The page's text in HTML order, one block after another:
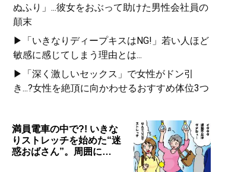
ぬふり」...彼女をおぶって助けた男性会社員の
顛末
▶「いきなりディープキスはNG!」若い人ほど
敏感に感じてしまう理由とは...
▶「深く激しいセックス」で女性がドン引
き...?女性を絶頂に向かわせるおすすめ体位3つ
満員電車の中で?! いきな
りストレッチを始めた“迷
惑おばさん”。周囲に…